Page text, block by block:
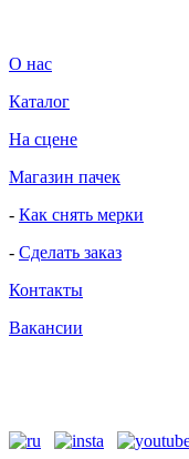
О нас
Каталог
На сцене
Магазин пачек
- Как снять мерки
- Сделать заказ
Контакты
Вакансии